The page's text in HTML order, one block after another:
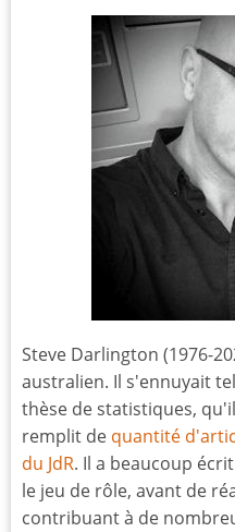
Steve Darlington (1976-
australien. Il s'ennuyait
thèse de statistiques,
remplit de quantité
du JdR. Il a beaucoup
le jeu de rôle, avant de
contribuant à de